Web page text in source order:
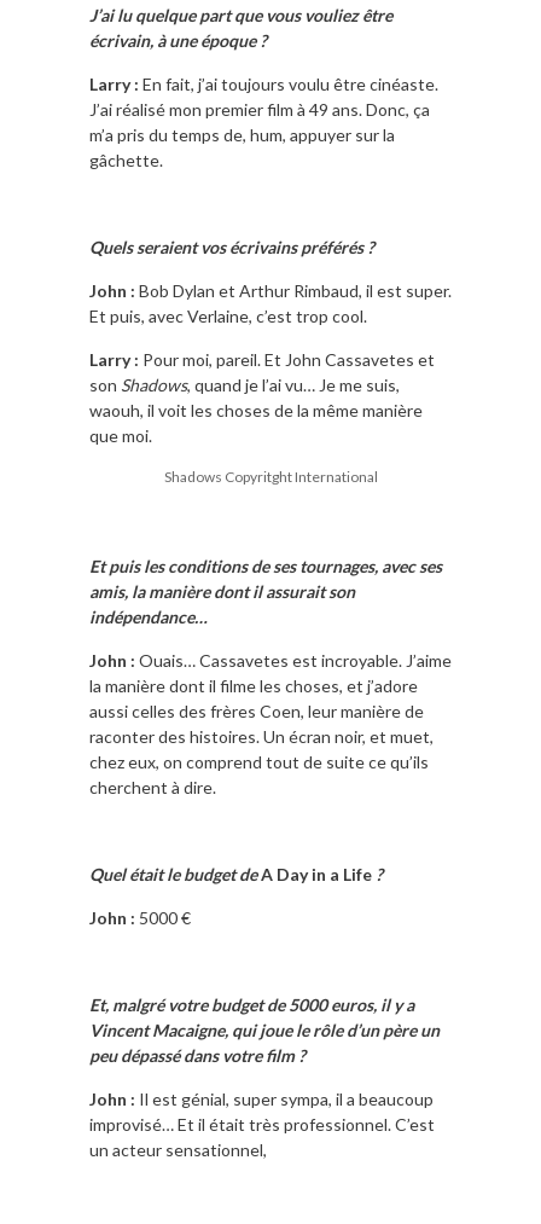
J’ai lu quelque part que vous vouliez être
écrivain, à une époque ?
Larry : En fait, j’ai toujours voulu être cinéaste.
J’ai réalisé mon premier film à 49 ans. Donc, ça
m’a pris du temps de, hum, appuyer sur la
gâchette.
Quels seraient vos écrivains préférés ?
John : Bob Dylan et Arthur Rimbaud, il est super.
Et puis, avec Verlaine, c’est trop cool.
Larry : Pour moi, pareil. Et John Cassavetes et
son Shadows, quand je l’ai vu… Je me suis,
waouh, il voit les choses de la même manière
que moi.
Shadows Copyritght International
Et puis les conditions de ses tournages, avec ses
amis, la manière dont il assurait son
indépendance…
John : Ouais… Cassavetes est incroyable. J’aime
la manière dont il filme les choses, et j’adore
aussi celles des frères Coen, leur manière de
raconter des histoires. Un écran noir, et muet,
chez eux, on comprend tout de suite ce qu’ils
cherchent à dire.
Quel était le budget deA Day in a Life ?
John : 5000 €
Et, malgré votre budget de 5000 euros, il y a
Vincent Macaigne, qui joue le rôle d’un père un
peu dépassé dans votre film ?
John : Il est génial, super sympa, il a beaucoup
improvisé… Et il était très professionnel. C’est
un acteur sensationnel,